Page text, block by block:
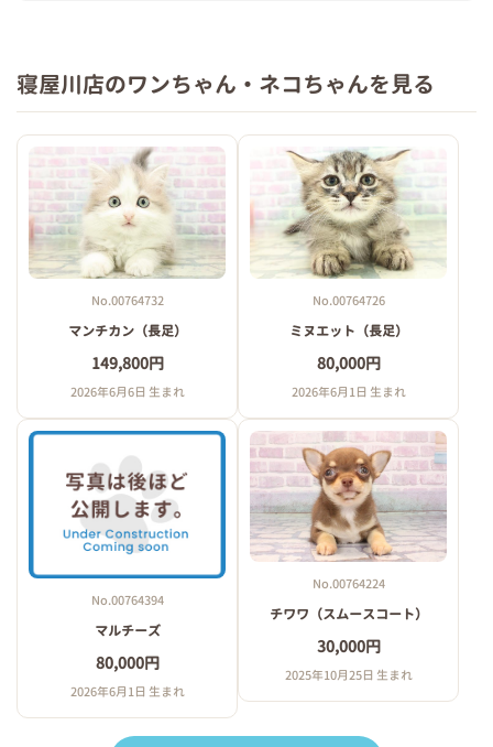
寝屋川店のワンちゃん・ネコちゃんを見る
No.00764732
マンチカン（長足）
149,800円
2026年6月6日 生まれ
No.00764726
ミヌエット（長足）
80,000円
2026年6月1日 生まれ
No.00764394
マルチーズ
80,000円
2026年6月1日 生まれ
No.00764224
チワワ（スムースコート）
30,000円
2025年10月25日 生まれ